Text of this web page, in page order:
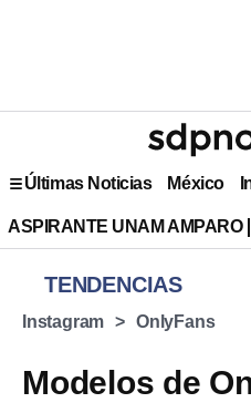
Últimas Noticias México
ASPIRANTE UNAM AMPARO
TENDENCIAS
Instagram OnlyFans
Modelos de